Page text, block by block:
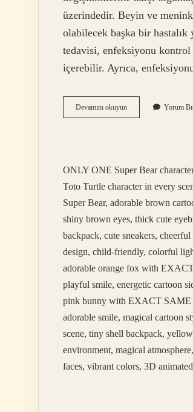
üzerindedir. Beyin ve
olabilecek başka bir hastalık
tedavisi, enfeksiyonu kontrol
içerebilir. Ayrıca,
Devamını okuyunSoğuk
Havaleyi
Yorum
ONLY ONE Super Bear
Toto Turtle character in every
Super Bear, adorable brown
shiny brown eyes, thick cute
backpack, cute sneakers,
design, child-friendly, colorful
adorable orange fox with
playful smile, energetic cartoon
pink bunny with EXACT SAME
adorable smile, magical cartoon
scene, tiny shell backpack,
environment, magical
faces, vibrant colors, 3D